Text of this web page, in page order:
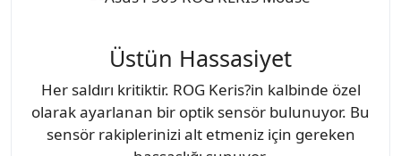
Üstün Hassasiyet
Her saldırı kritiktir. ROG Keris?in kalbinde özel
olarak ayarlanan bir optik sensör bulunuyor. Bu
sensör rakiplerinizi alt etmeniz için gereken